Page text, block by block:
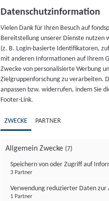
Datenschutzinformation
Vielen Dank für Ihren Besuch auf
Bereitstellung unserer Dienste nutzen
(z. B. Login-basierte Identifikatoren,
mit anderen Informationen auf Ihrem
Zwecke von personalisierte Werbung
Zielgruppenforschung zu verarbeiten.
anpassen bzw. widerrufen, indem Sie
Footer-Link.
ZWECKE PARTNER
Allgemein Zwecke (7)
Speichern von oder Zugriff auf
3 Partner
Verwendung reduzierter Daten zur
1 Partner